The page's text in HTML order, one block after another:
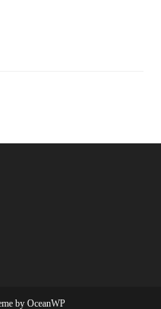
by OceanWP